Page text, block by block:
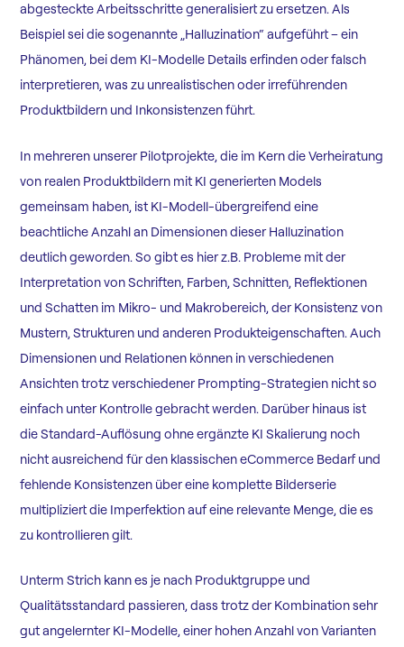
abgesteckte Arbeitsschritte generalisiert zu ersetzen. Als
Beispiel sei die sogenannte „Halluzination“ aufgeführt – ein
Phänomen, bei dem KI-Modelle Details erfinden oder falsch
interpretieren, was zu unrealistischen oder irreführenden
Produktbildern und Inkonsistenzen führt.
In mehreren unserer Pilotprojekte, die im Kern die Verheiratung
von realen Produktbildern mit KI generierten Models
gemeinsam haben, ist KI-Modell-übergreifend eine
beachtliche Anzahl an Dimensionen dieser Halluzination
deutlich geworden. So gibt es hier z.B. Probleme mit der
Interpretation von Schriften, Farben, Schnitten, Reflektionen
und Schatten im Mikro- und Makrobereich, der Konsistenz von
Mustern, Strukturen und anderen Produkteigenschaften. Auch
Dimensionen und Relationen können in verschiedenen
Ansichten trotz verschiedener Prompting-Strategien nicht so
einfach unter Kontrolle gebracht werden. Darüber hinaus ist
die Standard-Auflösung ohne ergänzte KI Skalierung noch
nicht ausreichend für den klassischen eCommerce Bedarf und
fehlende Konsistenzen über eine komplette Bilderserie
multipliziert die Imperfektion auf eine relevante Menge, die es
zu kontrollieren gilt.
Unterm Strich kann es je nach Produktgruppe und
Qualitätsstandard passieren, dass trotz der Kombination sehr
gut angelernter KI-Modelle, einer hohen Anzahl von Varianten